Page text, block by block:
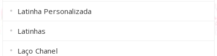
Latinha Personalizada
Latinhas
Laço Chanel